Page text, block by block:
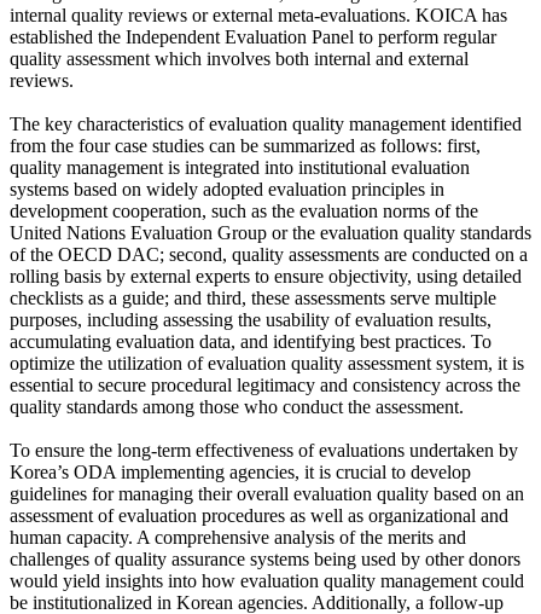
internal quality reviews or external meta-evaluations. KOICA has
established the Independent Evaluation Panel to perform regular
quality assessment which involves both internal and external
reviews.
The key characteristics of evaluation quality management identified
from the four case studies can be summarized as follows: first,
quality management is integrated into institutional evaluation
systems based on widely adopted evaluation principles in
development cooperation, such as the evaluation norms of the
United Nations Evaluation Group or the evaluation quality standards
of the OECD DAC; second, quality assessments are conducted on a
rolling basis by external experts to ensure objectivity, using detailed
checklists as a guide; and third, these assessments serve multiple
purposes, including assessing the usability of evaluation results,
accumulating evaluation data, and identifying best practices. To
optimize the utilization of evaluation quality assessment system, it is
essential to secure procedural legitimacy and consistency across the
quality standards among those who conduct the assessment.
To ensure the long-term effectiveness of evaluations undertaken by
Korea’s ODA implementing agencies, it is crucial to develop
guidelines for managing their overall evaluation quality based on an
assessment of evaluation procedures as well as organizational and
human capacity. A comprehensive analysis of the merits and
challenges of quality assurance systems being used by other donors
would yield insights into how evaluation quality management could
be institutionalized in Korean agencies. Additionally, a follow-up